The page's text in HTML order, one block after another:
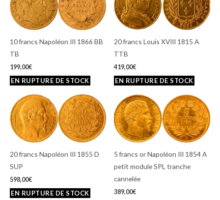
10 francs Napoléon III 1866 BB
TB
199,00€
20 francs Louis XVIII 1815 A
TTB
419,00€
20 francs Napoléon III 1855 D
SUP
598,00€
5 francs or Napoléon III 1854 A
petit module SPL tranche
cannelée
389,00€